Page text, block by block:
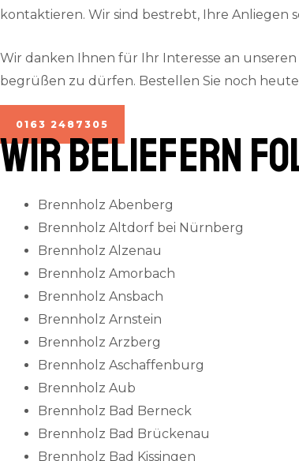
kontaktieren. Wir sind bestrebt, Ihre Anliegen
Wir danken Ihnen für Ihr Interesse an
begrüßen zu dürfen. Bestellen Sie noch
0163 2487305
Wir beliefern
Brennholz Abenberg
Brennholz Altdorf bei Nürnberg
Brennholz Alzenau
Brennholz Amorbach
Brennholz Ansbach
Brennholz Arnstein
Brennholz Arzberg
Brennholz Aschaffenburg
Brennholz Aub
Brennholz Bad Berneck
Brennholz Bad Brückenau
Brennholz Bad Kissingen